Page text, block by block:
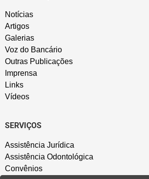
Notícias
Artigos
Galerias
Voz do Bancário
Outras Publicações
Imprensa
Links
Vídeos
SERVIÇOS
Assistência Jurídica
Assistência Odontológica
Convênios